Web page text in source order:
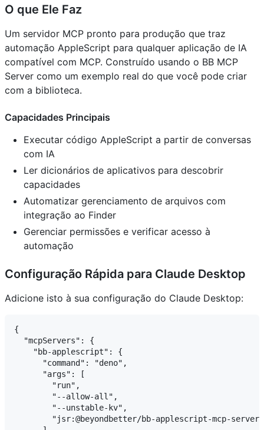
O que Ele Faz
Um servidor MCP pronto para produção que traz
automação AppleScript para qualquer aplicação de IA
compatível com MCP. Construído usando o BB MCP
Server como um exemplo real do que você pode criar
com a biblioteca.
Capacidades Principais
Executar código AppleScript a partir de conversas
com IA
Ler dicionários de aplicativos para descobrir
capacidades
Automatizar gerenciamento de arquivos com
integração ao Finder
Gerenciar permissões e verificar acesso à
automação
Configuração Rápida para Claude Desktop
Adicione isto à sua configuração do Claude Desktop:
{
  "mcpServers": {
    "bb-applescript": {
      "command": "deno",
      "args": [
        "run",
        "--allow-all",
        "--unstable-kv",
        "jsr:@beyondbetter/bb-applescript-mcp-server"